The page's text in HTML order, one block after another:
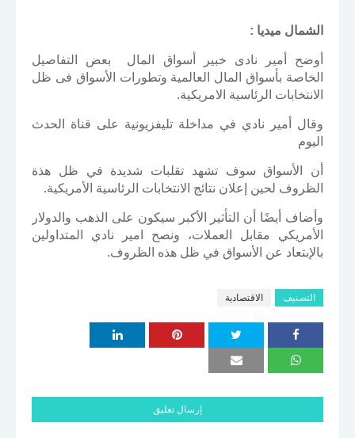
الشمال ميديا :
أوضح أمير نادى خبير أسواق المال بعض التفاصيل
الخاصة بأسواق المال العالمية وتطورات الأسواق فى ظل
الانتخابات الرئاسية الامريكية.
وقال أمير نادي في مداخلة تليفزيونية على قناة الحدث
اليوم
أن الأسواق سوف تشهد تقلبات شديدة في ظل هذة
الظروف لحين إعلان نتائج الانتخابات الرئاسية الأمريكية.
وأضاف أيضًا أن التأثير الأكبر سيكون على الذهب والدولار
الأمريكي مقابل العملات، ونصح امير نادي المتداولين
بالإبتعاد عن الأسواق في ظل هذه الظروف.
التصنيف الاقتصادية
إرسال تعليق